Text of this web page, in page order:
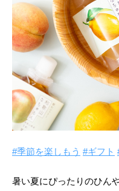
#季節を楽しもう #ギフト
暑い夏にぴったりのひん